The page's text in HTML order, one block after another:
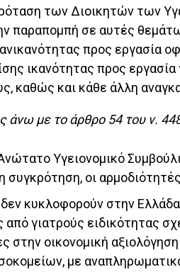
των Διοικητών των
παραπομπή σε αυτές
προς εργασία
ικανότητας προς
καθώς και κάθε άλλη
με το άρθρο 54 του ν.
Υγειονομικό
συγκρότηση, οι
κυκλοφορούν στην
γιατρούς ειδικότητας
οικονομική
με